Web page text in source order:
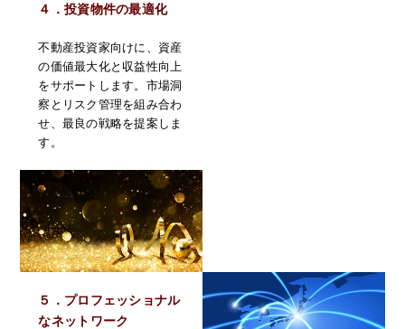
４．投資物件の最適化
不動産投資家向けに、資産
の価値最大化と収益性向上
をサポートします。市場洞
察とリスク管理を組み合わ
せ、最良の戦略を提案しま
す。
５．プロフェッショナル
なネットワーク